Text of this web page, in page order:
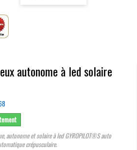
autonome à led solaire
autonome et solaire à led GYROPILOT®S auto
crépusculaire.